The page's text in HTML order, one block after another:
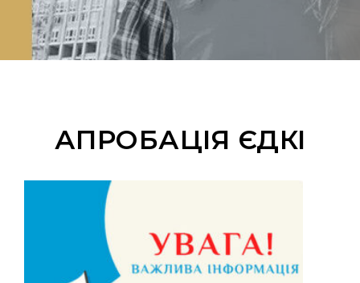
АПРОБАЦІЯ ЄДКІ